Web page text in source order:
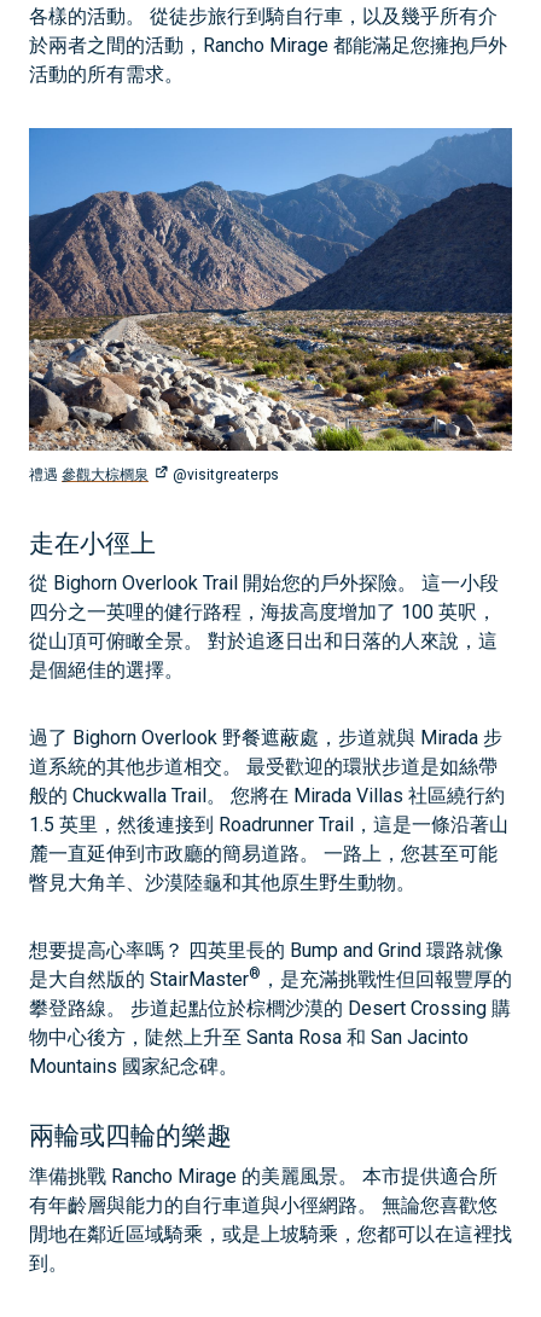
各樣的活動。 從徒步旅行到騎自行車，以及幾乎所有介
於兩者之間的活動，Rancho Mirage 都能滿足您擁抱戶外
活動的所有需求。
禮遇 參觀大棕櫚泉 @visitgreaterps
走在小徑上
從 Bighorn Overlook Trail 開始您的戶外探險。 這一小段
四分之一英哩的健行路程，海拔高度增加了 100 英呎，
從山頂可俯瞰全景。 對於追逐日出和日落的人來說，這
是個絕佳的選擇。
過了 Bighorn Overlook 野餐遮蔽處，步道就與 Mirada 步
道系統的其他步道相交。 最受歡迎的環狀步道是如絲帶
般的 Chuckwalla Trail。 您將在 Mirada Villas 社區繞行約
1.5 英里，然後連接到 Roadrunner Trail，這是一條沿著山
麓一直延伸到市政廳的簡易道路。 一路上，您甚至可能
瞥見大角羊、沙漠陸龜和其他原生野生動物。
想要提高心率嗎？ 四英里長的 Bump and Grind 環路就像
是大自然版的 StairMaster® ，是充滿挑戰性但回報豐厚的
攀登路線。 步道起點位於棕櫚沙漠的 Desert Crossing 購
物中心後方，陡然上升至 Santa Rosa 和 San Jacinto
Mountains 國家紀念碑。
兩輪或四輪的樂趣
準備挑戰 Rancho Mirage 的美麗風景。 本市提供適合所
有年齡層與能力的自行車道與小徑網路。 無論您喜歡悠
閒地在鄰近區域騎乘，或是上坡騎乘，您都可以在這裡找
到。